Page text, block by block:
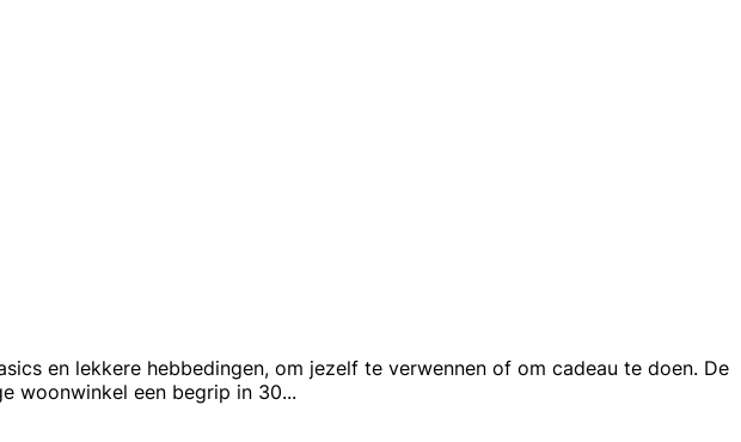
en lekkere hebbedingen, om jezelf te verwennen of om cadeau te doen. De
woonwinkel een begrip in 30...